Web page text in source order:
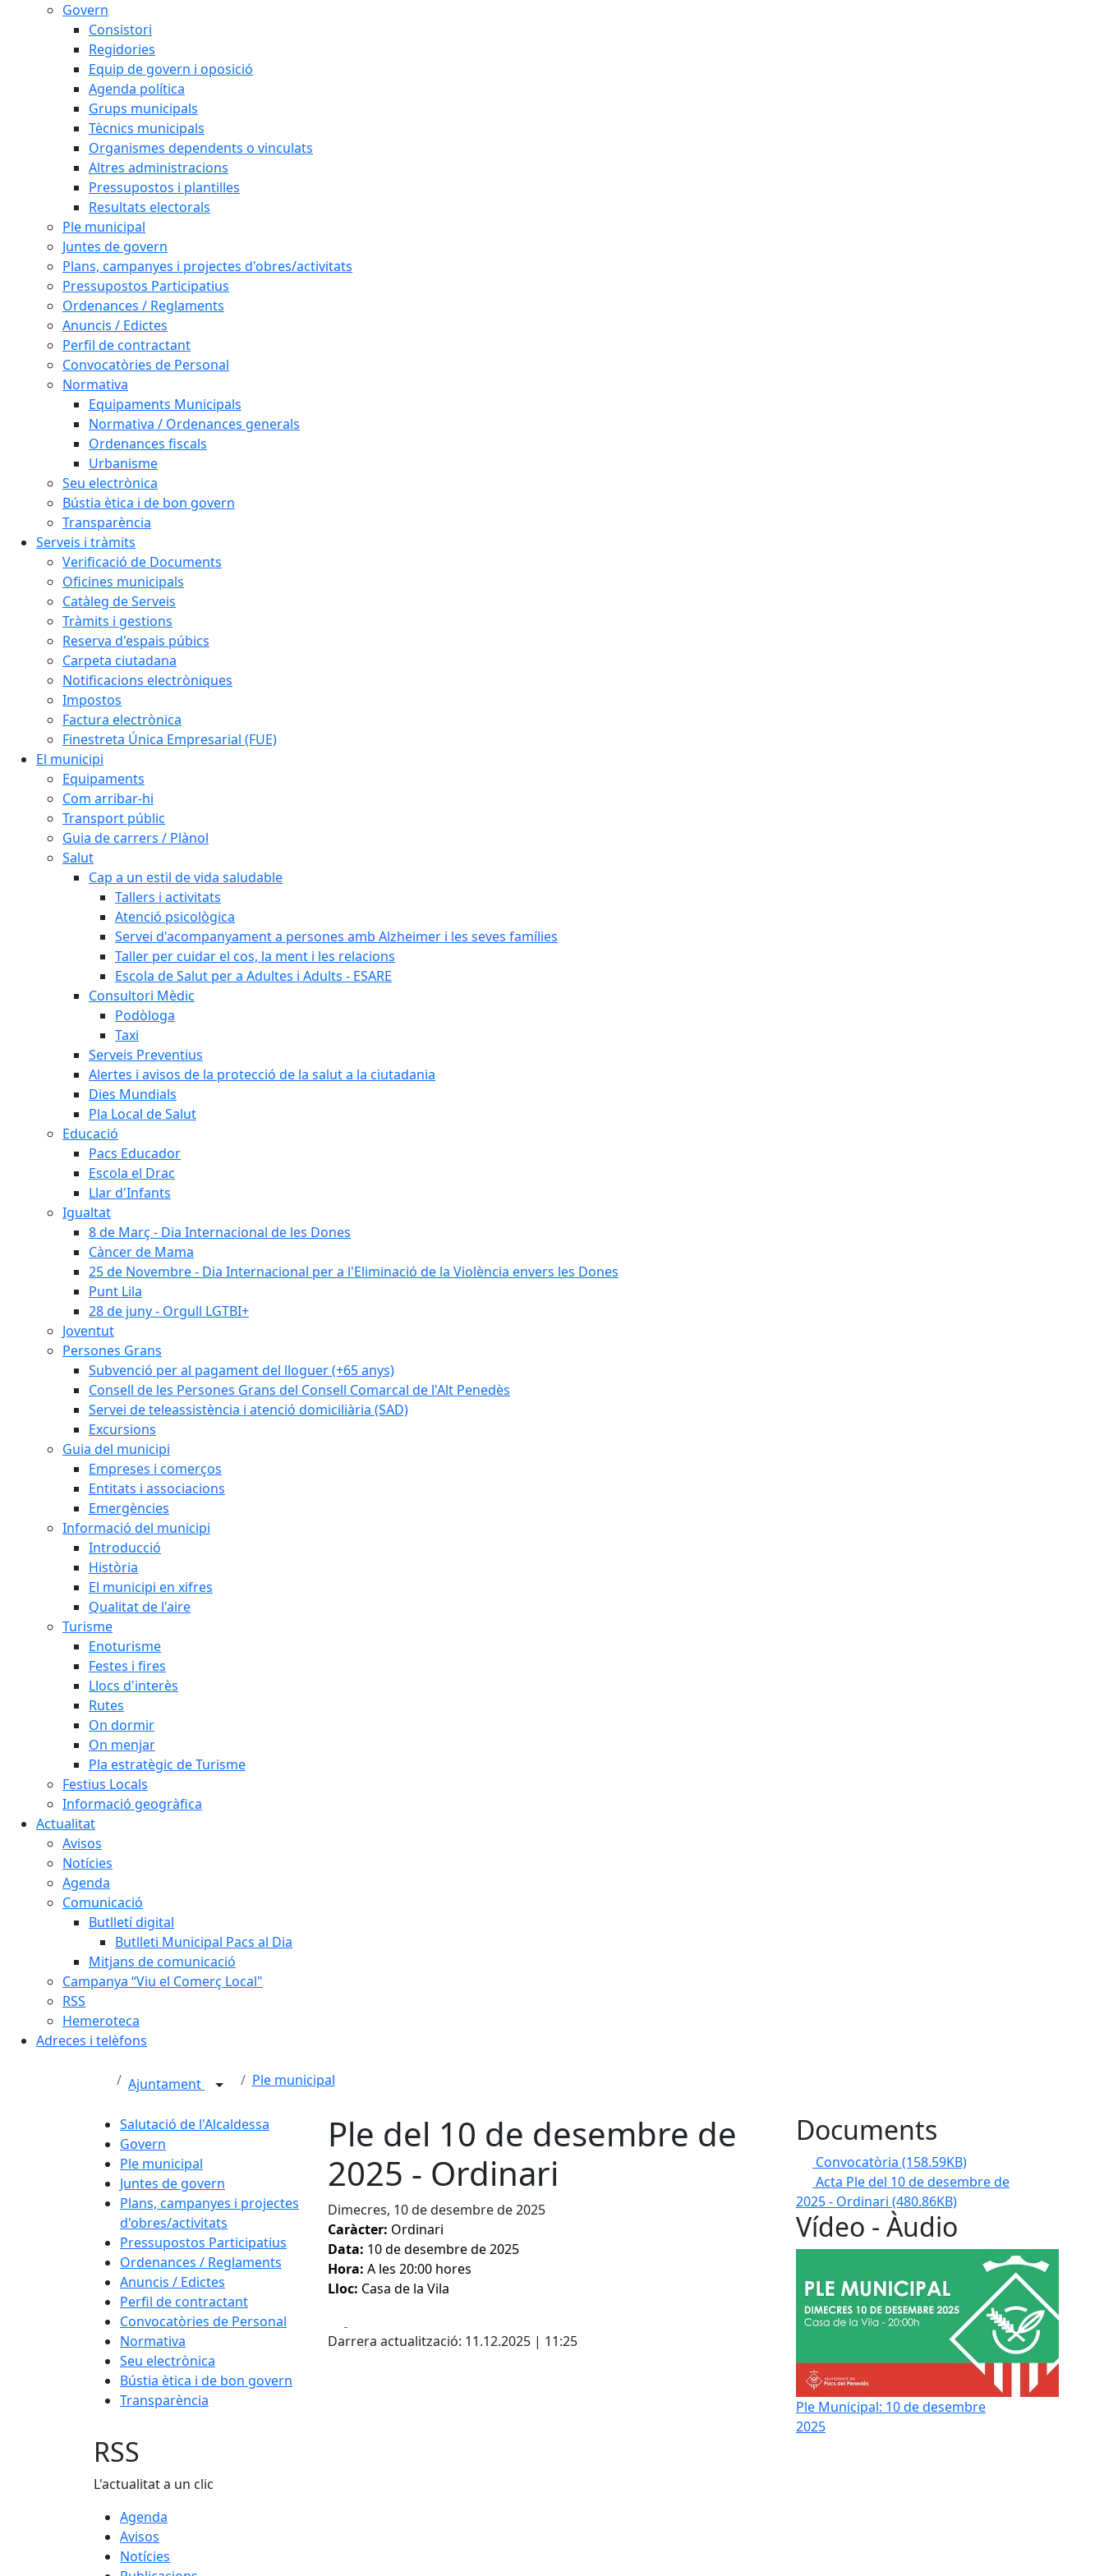
Govern
Consistori
Regidories
Equip de govern i oposició
Agenda política
Grups municipals
Tècnics municipals
Organismes dependents o vinculats
Altres administracions
Pressupostos i plantilles
Resultats electorals
Ple municipal
Juntes de govern
Plans, campanyes i projectes d'obres/activitats
Pressupostos Participatius
Ordenances / Reglaments
Anuncis / Edictes
Perfil de contractant
Convocatòries de Personal
Normativa
Equipaments Municipals
Normativa / Ordenances generals
Ordenances fiscals
Urbanisme
Seu electrònica
Bústia ètica i de bon govern
Transparència
Serveis i tràmits
Verificació de Documents
Oficines municipals
Catàleg de Serveis
Tràmits i gestions
Reserva d'espais púbics
Carpeta ciutadana
Notificacions electròniques
Impostos
Factura electrònica
Finestreta Única Empresarial (FUE)
El municipi
Equipaments
Com arribar-hi
Transport públic
Guia de carrers / Plànol
Salut
Cap a un estil de vida saludable
Tallers i activitats
Atenció psicològica
Servei d'acompanyament a persones amb Alzheimer i les seves famílies
Taller per cuidar el cos, la ment i les relacions
Escola de Salut per a Adultes i Adults - ESARE
Consultori Mèdic
Podòloga
Taxi
Serveis Preventius
Alertes i avisos de la protecció de la salut a la ciutadania
Dies Mundials
Pla Local de Salut
Educació
Pacs Educador
Escola el Drac
Llar d'Infants
Igualtat
8 de Març - Dia Internacional de les Dones
Càncer de Mama
25 de Novembre - Dia Internacional per a l'Eliminació de la Violència envers les Dones
Punt Lila
28 de juny - Orgull LGTBI+
Joventut
Persones Grans
Subvenció per al pagament del lloguer (+65 anys)
Consell de les Persones Grans del Consell Comarcal de l'Alt Penedès
Servei de teleassistència i atenció domiciliària (SAD)
Excursions
Guia del municipi
Empreses i comerços
Entitats i associacions
Emergències
Informació del municipi
Introducció
Història
El municipi en xifres
Qualitat de l'aire
Turisme
Enoturisme
Festes i fires
Llocs d'interès
Rutes
On dormir
On menjar
Pla estratègic de Turisme
Festius Locals
Informació geogràfica
Actualitat
Avisos
Notícies
Agenda
Comunicació
Butlletí digital
Butlleti Municipal Pacs al Dia
Mitjans de comunicació
Campanya “Viu el Comerç Local"
RSS
Hemeroteca
Adreces i telèfons
Ajuntament Ple municipal
Salutació de l'Alcaldessa
Govern
Ple municipal
Juntes de govern
Plans, campanyes i projectes
d'obres/activitats
Pressupostos Participatius
Ordenances / Reglaments
Anuncis / Edictes
Perfil de contractant
Convocatòries de Personal
Normativa
Seu electrònica
Bústia ètica i de bon govern
Transparència
Ple del 10 de desembre de
2025 - Ordinari
Dimecres, 10 de desembre de 2025
Caràcter: Ordinari
Data: 10 de desembre de 2025
Hora: A les 20:00 hores
Lloc: Casa de la Vila
Darrera actualització: 11.12.2025 | 11:25
Documents
Convocatòria (158.59KB)
Acta Ple del 10 de desembre de
2025 - Ordinari (480.86KB)
Vídeo - Àudio
Ple Municipal: 10 de desembre
2025
RSS
L'actualitat a un clic
Agenda
Avisos
Notícies